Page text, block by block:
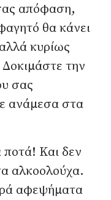
απόφαση,
θα κάνει
κυρίως
την
σας
ανάμεσα στα
Και δεν
αλκοολούχα.
αφεψήματα